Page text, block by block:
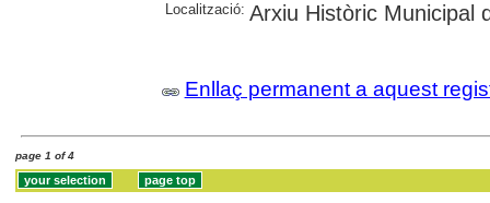
Localització: Arxiu Històric Municipal
Enllaç permanent a aquest
page 1 of 4